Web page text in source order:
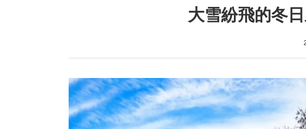
新聞中心
加入我們
大雪紛飛的冬